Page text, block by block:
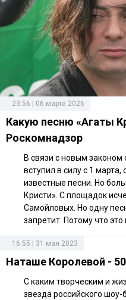
23:56 | 06 марта 2026
Какую песню «Агаты
Роскомнадзор
В связи с новым законом
вступил в силу с 1
известные песни. Но
Кристи». С площадок
Самойловых. Но одну
запретит. Потому что
16:55 | 31 мая 2023
Наташе Королевой -
С каким творческим и
звезда российского шоу-